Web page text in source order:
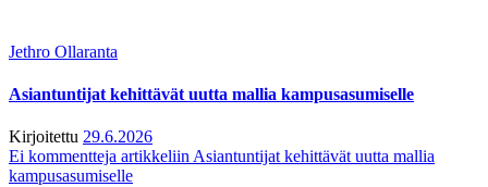
Jethro Ollaranta
Asiantuntijat kehittävät uutta mallia kampusasumiselle
Kirjoitettu 29.6.2026
Ei kommentteja artikkeliin Asiantuntijat kehittävät uutta mallia
kampusasumiselle